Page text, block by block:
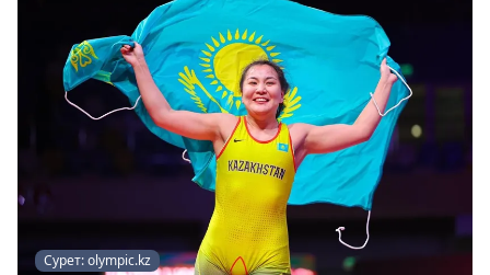
Сурет: olympic.kz